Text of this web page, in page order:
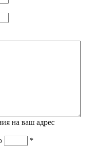
на ваш адрес
*